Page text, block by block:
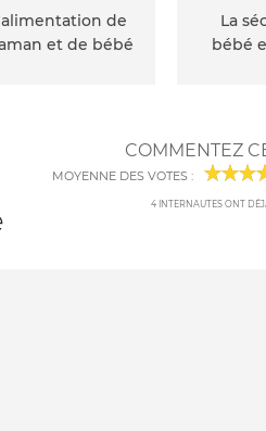
de
et de bébé
La
bébé
COMMENTEZ
MOYENNE DES VOTES :
4 INTERNAUTES ONT